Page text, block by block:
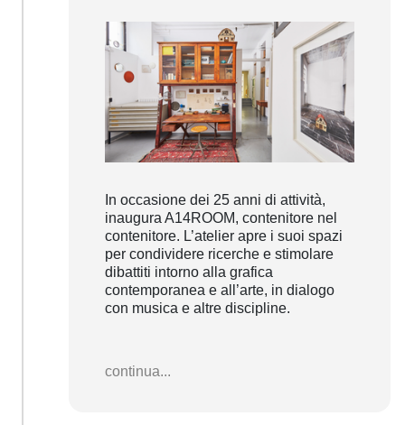
In occasione dei 25 anni di attività,
inaugura A14ROOM, contenitore nel
contenitore. L’atelier apre i suoi spazi
per condividere ricerche e stimolare
dibattiti intorno alla grafica
contemporanea e all’arte, in dialogo
con musica e altre discipline.
continua...